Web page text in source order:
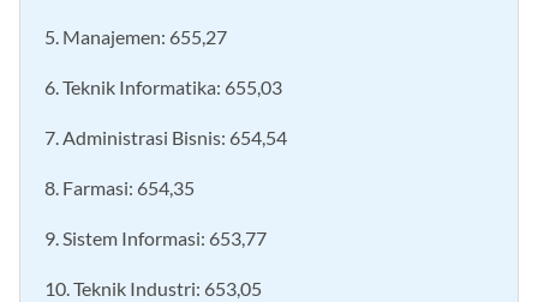
5. Manajemen: 655,27
6. Teknik Informatika: 655,03
7. Administrasi Bisnis: 654,54
8. Farmasi: 654,35
9. Sistem Informasi: 653,77
10. Teknik Industri: 653,05